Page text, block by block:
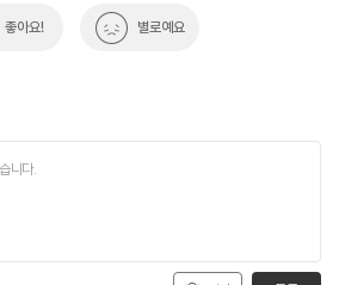
좋아요! 별로예요